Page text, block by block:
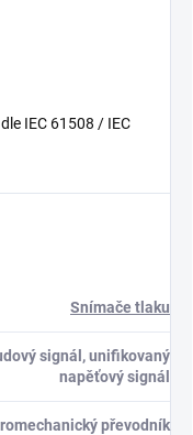
IEC 61508 / IEC
Snímače tlaku
signál, unifikovaný
napěťový signál
převodník